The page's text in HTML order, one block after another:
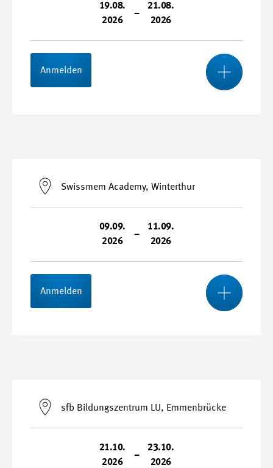
19.08.
2026
–
21.08.
2026
Anmelden
26065-H
Swissmem Academy, Winterthur
09.09.
2026
–
11.09.
2026
Anmelden
sfb Bildungszentrum LU, Emmenbrücke
21.10.
2026
–
23.10.
2026